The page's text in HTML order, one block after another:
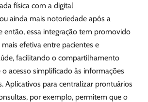
física com a digital
ainda mais notoriedade após a
então, essa integração tem promovido
efetiva entre pacientes e
facilitando o compartilhamento
acesso simplificado às informações
Aplicativos para centralizar prontuários
por exemplo, permitem que o